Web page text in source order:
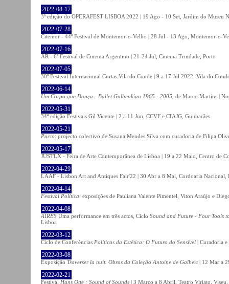
2022-08-17
3ª edição do OPERAFEST LISBOA 2022 | 19 Ago - 10 Set, Jardim do Museu
2022-07-28
Citemor - 44º Festival de Montemor-o-Velho | 28 Jul - 13 Ago, Montemor-o-
2022-07-16
AR - 6ª Festival de Cinema Argentino | 21-24 Jul, Cinema Trindade, Porto
2022-07-05
30º Festival Internacional Curtas Vila do Conde | 9 a 17 Jul 2022, Vila do
2022-06-14
Um Corpo que Dança - Ballet Gulbenkian 1965 - 2005 , de Marco Martins |
2022-05-31
34ª edição Festivais Gil Vicente | 2 a 11 Jun, CCVF e CIAJG, Guimarães
2022-05-21
Pacto: projecto colectivo de Susana Mendes Silva com curadoria de Filipa
2022-05-17
JUSTLX - Feira de Arte Contemporânea de Lisboa | 19 a 22 Maio, Centro de
2022-04-29
LAAF - Lisbon Art and Antiques Fair'22 | 30 Abr a 8 Mai, Cordoaria Nacional,
2022-04-14
Festival Política: exposições de Pauliana Valente Pimentel, Viton Araújo e
2022-04-08
AIRES Uma performance em três actos, Ciclo Sound and Future - Four Tools
Lisboa
2022-03-12
Ciclo de Conferências Políticas da Estética: O Futuro do Sensível | Curadoria
2022-03-08
Exposição Traverser la nuit. Obras da Coleção Antoine de Galbert | 12 Mar a
2022-02-21
Festival Hans Otte : Sound of Sounds | 3 Março a 8 Abril, Teatro Viriato, Viseu.